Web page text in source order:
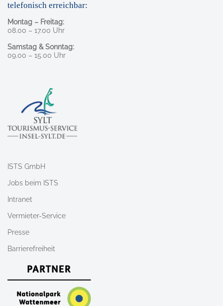
telefonisch erreichbar:
Montag – Freitag:
08.00 – 17.00 Uhr
Samstag & Sonntag:
09.00 – 15.00 Uhr
ISTS GmbH
Jobs beim ISTS
Intranet
Vermieter-Service
Presse
Barrierefreiheit